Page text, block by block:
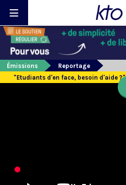
Émissions
Reportage
"Etudiants d'en face, besoin d'aide ?"